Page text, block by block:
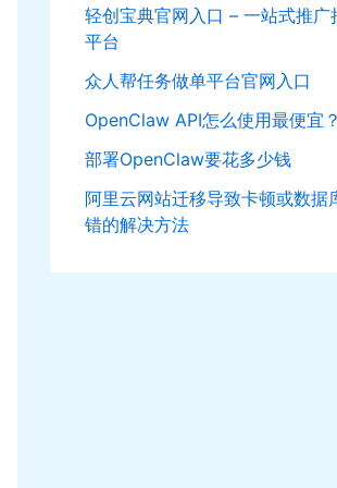
轻创宝典官网入口 – 一站式推广
平台
众人帮任务做单平台官网入口
OpenClaw API怎么使用最便宜？
部署OpenClaw要花多少钱
阿里云网站迁移导致卡顿或数据
错的解决方法